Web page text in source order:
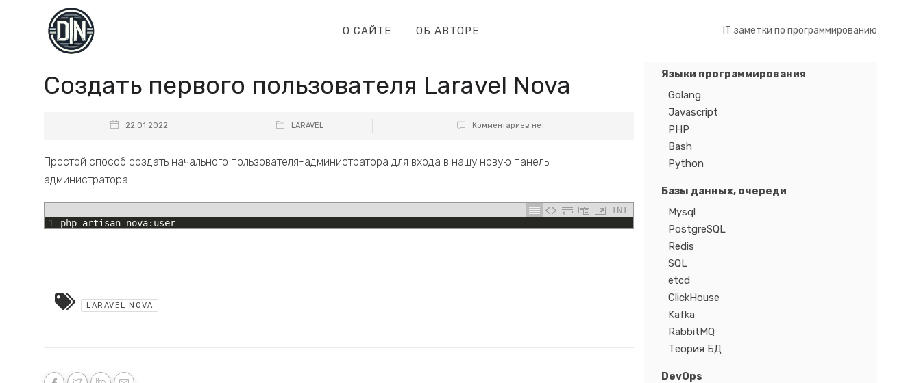
О САЙТЕ ОБ АВТОРЕ IT заметки по программированию
Создать первого пользователя Laravel Nova
22.01.2022 LARAVEL Комментариев нет
Простой способ создать начального пользователя-администратора для входа в нашу новую панель
администратора:
INI
1
php artisan nova: user
LARAVEL NOVA
Языки программирования
Golang
Javascript
PHP
Bash
Python
Базы данных, очереди
Mysql
PostgreSQL
Redis
SQL
etcd
ClickHouse
Kafka
RabbitMQ
Теория БД
DevOps